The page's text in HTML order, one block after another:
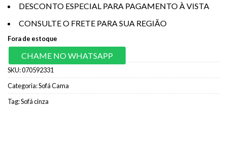
DESCONTO ESPECIAL PARA PAGAMENTO À VISTA
CONSULTE O FRETE PARA SUA REGIÃO
Fora de estoque
CHAME NO WHATSAPP
SKU:070592331
Categoria:Sofá Cama
Tag:Sofá cinza